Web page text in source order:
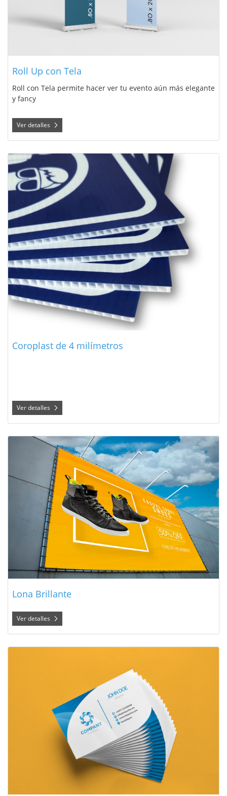
Roll Up con Tela
Roll con Tela permite hacer ver tu evento aún más elegante
y fancy
Ver detalles
Coroplast de 4 milímetros
Ver detalles
Ver detalles Coroplast de 4 milímetros
Lona Brillante
Ver detalles
Ver detalles Lona Brillante